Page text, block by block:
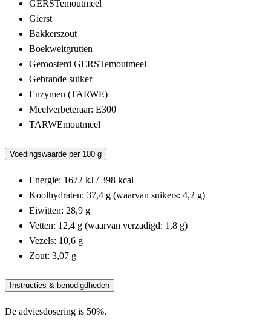
GERSTemoutmeel
Gierst
Bakkerszout
Boekweitgrutten
Geroosterd GERSTemoutmeel
Gebrande suiker
Enzymen (TARWE)
Meelverbeteraar: E300
TARWEmoutmeel
Voedingswaarde per 100 g
Energie: 1672 kJ / 398 kcal
Koolhydraten: 37,4 g (waarvan suikers: 4,2 g)
Eiwitten: 28,9 g
Vetten: 12,4 g (waarvan verzadigd: 1,8 g)
Vezels: 10,6 g
Zout: 3,07 g
Instructies & benodigdheden
De adviesdosering is 50%.